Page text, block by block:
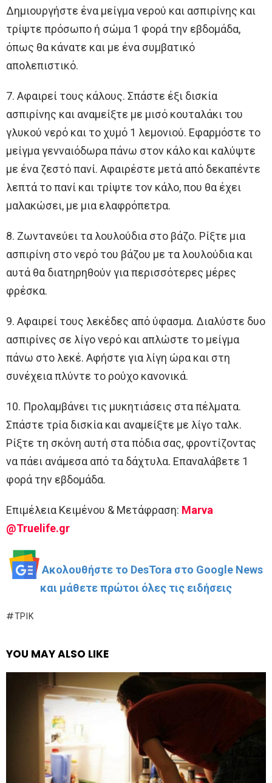
Δημιουργήστε ένα μείγμα νερού και ασπιρίνης και
τρίψτε πρόσωπο ή σώμα 1 φορά την εβδομάδα,
όπως θα κάνατε και με ένα συμβατικό
απολεπιστικό.
7. Αφαιρεί τους κάλους. Σπάστε έξι δισκία
ασπιρίνης και αναμείξτε με μισό κουταλάκι του
γλυκού νερό και το χυμό 1 λεμονιού. Εφαρμόστε το
μείγμα γενναιόδωρα πάνω στον κάλο και καλύψτε
με ένα ζεστό πανί. Αφαιρέστε μετά από δεκαπέντε
λεπτά το πανί και τρίψτε τον κάλο, που θα έχει
μαλακώσει, με μια ελαφρόπετρα.
8. Ζωντανεύει τα λουλούδια στο βάζο. Ρίξτε μια
ασπιρίνη στο νερό του βάζου με τα λουλούδια και
αυτά θα διατηρηθούν για περισσότερες μέρες
φρέσκα.
9. Αφαιρεί τους λεκέδες από ύφασμα. Διαλύστε δυο
ασπιρίνες σε λίγο νερό και απλώστε το μείγμα
πάνω στο λεκέ. Αφήστε για λίγη ώρα και στη
συνέχεια πλύντε το ρούχο κανονικά.
10. Προλαμβάνει τις μυκητιάσεις στα πέλματα.
Σπάστε τρία δισκία και αναμείξτε με λίγο ταλκ.
Ρίξτε τη σκόνη αυτή στα πόδια σας, φροντίζοντας
να πάει ανάμεσα από τα δάχτυλα. Επαναλάβετε 1
φορά την εβδομάδα.
Επιμέλεια Κειμένου & Μετάφραση: Marva
@Truelife.gr
Ακολουθήστε το DesTora στο Google News
και μάθετε πρώτοι όλες τις ειδήσεις
ΤΡΊΚ
YOU MAY ALSO LIKE